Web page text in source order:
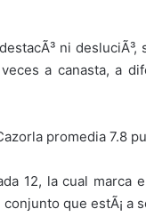
ni
a canasta, a
promedia 7.8
12, la cual
que estÃ¡